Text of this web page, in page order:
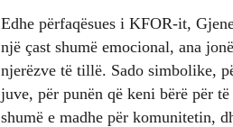
Edhe përfaqësues i KFOR-it,
një çast shumë emocional, ana
njerëzve të tillë. Sado simbolike,
juve, për punën që keni bërë për
shumë e madhe për komunitetin,